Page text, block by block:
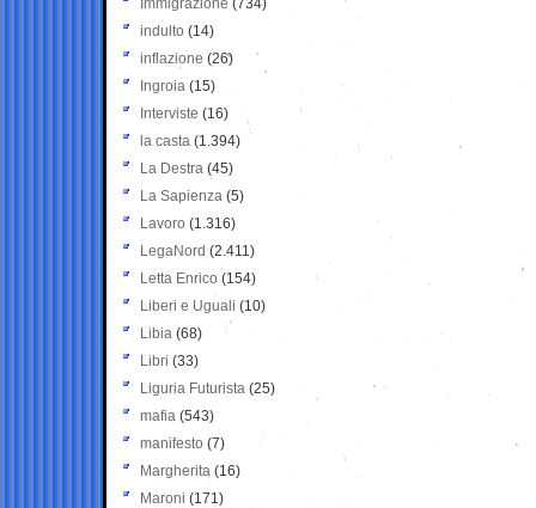
Immigrazione (734)
indulto (14)
inflazione (26)
Ingroia (15)
Interviste (16)
la casta (1.394)
La Destra (45)
La Sapienza (5)
Lavoro (1.316)
LegaNord (2.411)
Letta Enrico (154)
Liberi e Uguali (10)
Libia (68)
Libri (33)
Liguria Futurista (25)
mafia (543)
manifesto (7)
Margherita (16)
Maroni (171)